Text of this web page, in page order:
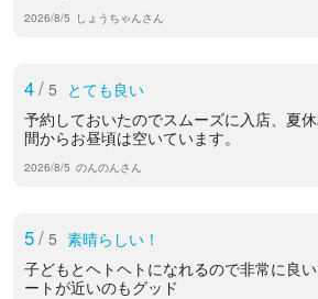
2026/8/5 しょうちゃんさん
4/ 5 とても良い
予約しておいたのでスムーズに入店、夏
間からお昼頃は空いています。
2026/8/5 のんのんさん
5/ 5 素晴らしい！
子どもとヘトヘトになれるので非常に良
ートが近いのもグッド